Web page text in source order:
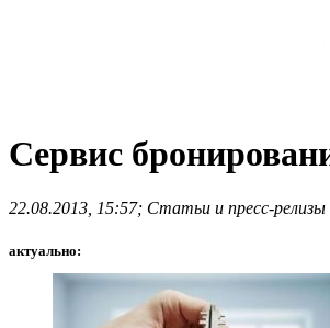
Сервис
22.08.2013, 15:57; Статьи и пресс-релизы
актуально: